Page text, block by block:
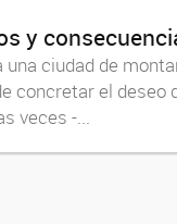
y
ciudad de
concretar el
veces -...